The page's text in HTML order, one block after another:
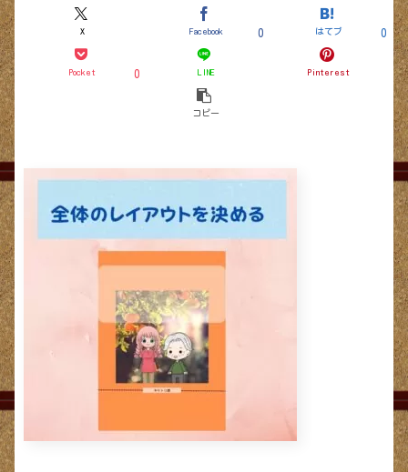
X Facebook 0 はてブ 0
Pocket 0 LINE Pinterest
コピー